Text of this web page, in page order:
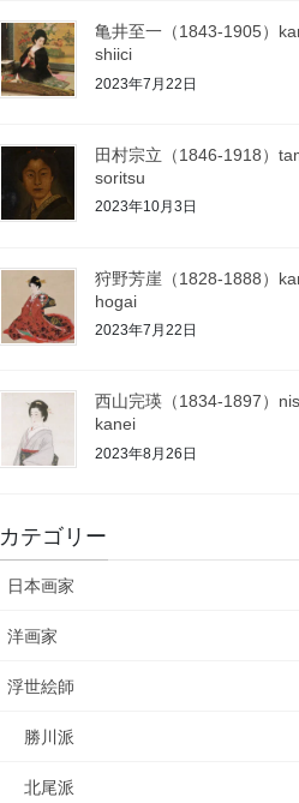
亀井至一（1843-1905）
shiici
2023年7月22日
田村宗立（1846-1918）
soritsu
2023年10月3日
狩野芳崖（1828-1888）
hogai
2023年7月22日
西山完瑛（1834-1897）
kanei
2023年8月26日
カテゴリー
日本画家
洋画家
浮世絵師
勝川派
北尾派